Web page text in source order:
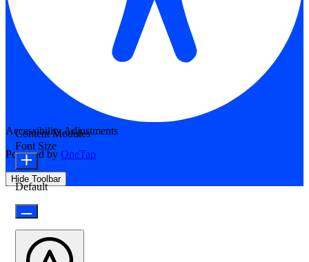
Accessibility Adjustments
Powered by OneTap
Hide Toolbar
Content Modules
Font Size
Default